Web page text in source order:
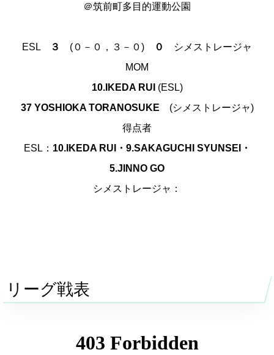
＠筑前町多目的運動公園
ESL ３ (０－０，３－０) ０
シメストレージャ
MOM
10.IKEDA RUI (ESL)
37 YOSHIOKA TORANOSUKE (シメストレージャ)
得点者
ESL： 10.IKEDA RUI・9.SAKAGUCHI SYUNSEI・
5.JINNO GO
シメストレージャ：
リーグ戦表